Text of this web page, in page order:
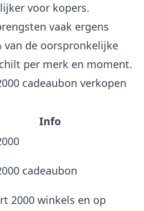
voor kopers.
vaak ergens
van de oorspronkelijke
per merk en moment.
cadeaubon verkopen
Info
cadeaubon
2000 winkels en op